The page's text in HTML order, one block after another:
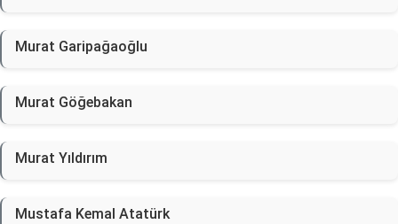
Murat Garipağaoğlu
Murat Göğebakan
Murat Yıldırım
Mustafa Kemal Atatürk